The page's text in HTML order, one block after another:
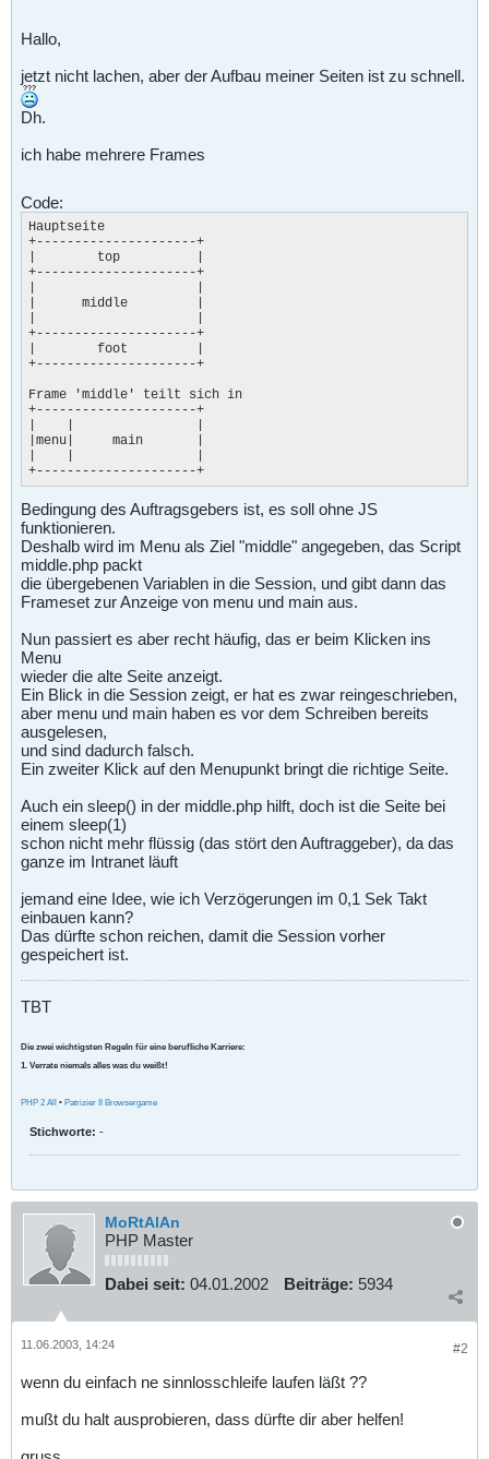
Hallo,
jetzt nicht lachen, aber der Aufbau meiner Seiten ist zu schnell.
Dh.
ich habe mehrere Frames
Code:
Hauptseite
+---------------------+
|        top          |
+---------------------+
|      middle         |
+---------------------+
|        foot         |
+---------------------+
Frame 'middle' teilt sich in
+---------------------+
|menu|     main       |
+---------------------+
Bedingung des Auftragsgebers ist, es soll ohne JS
funktionieren.
Deshalb wird im Menu als Ziel "middle" angegeben, das Script
middle.php packt
die übergebenen Variablen in die Session, und gibt dann das
Frameset zur Anzeige von menu und main aus.
Nun passiert es aber recht häufig, das er beim Klicken ins
Menu
wieder die alte Seite anzeigt.
Ein Blick in die Session zeigt, er hat es zwar reingeschrieben,
aber menu und main haben es vor dem Schreiben bereits
ausgelesen,
und sind dadurch falsch.
Ein zweiter Klick auf den Menupunkt bringt die richtige Seite.
Auch ein sleep() in der middle.php hilft, doch ist die Seite bei
einem sleep(1)
schon nicht mehr flüssig (das stört den Auftraggeber), da das
ganze im Intranet läuft
jemand eine Idee, wie ich Verzögerungen im 0,1 Sek Takt
einbauen kann?
Das dürfte schon reichen, damit die Session vorher
gespeichert ist.
TBT
Die zwei wichtigsten Regeln für eine berufliche Karriere:
1. Verrate niemals alles was du weißt!
PHP 2 All • Patrizier II Browsergame
Stichworte: -
MoRtAlAn
PHP Master
Dabei seit: 04.01.2002 Beiträge: 5934
#2
11.06.2003, 14:24
wenn du einfach ne sinnlosschleife laufen läßt ??
mußt du halt ausprobieren, dass dürfte dir aber helfen!